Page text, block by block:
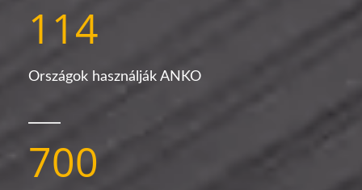
114
Országok használják ANKO
700